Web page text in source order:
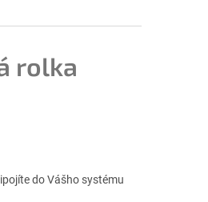
rolka
do Vášho systému